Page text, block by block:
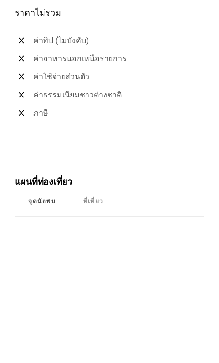
ราคาไม่รวม
ค่าทิป (ไม่บังคับ)
ค่าอาหารนอกเหนือรายการ
ค่าใช้จ่ายส่วนตัว
ค่าธรรมเนียมชาวต่างชาติ
ภาษี
แผนที่ท่องเที่ยว
จุดนัดพบ ที่เที่ยว